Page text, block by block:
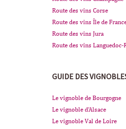
Route des vins Corse
Route des vins Île de
Route des vins Jura
Route des vins
GUIDE DES
Le vignoble de Bourgogne
Le vignoble d'Alsace
Le vignoble Val de Loire